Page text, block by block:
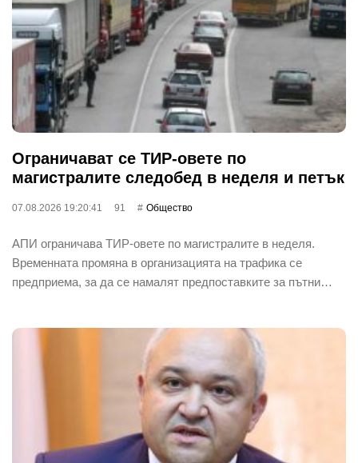
Ограничават се ТИР-овете по
магистралите следобед в неделя и петък
07.08.2026 19:20:41 91 Общество
АПИ ограничава ТИР-овете по магистралите в неделя.
Временната промяна в организацията на трафика се
предприема, за да се намалят предпоставките за пътни…